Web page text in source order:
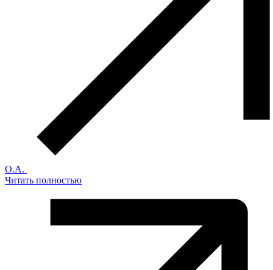
О.А.
Читать полностью